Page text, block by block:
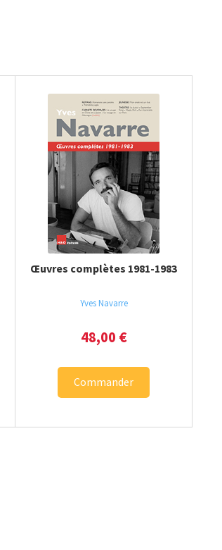
Œuvres complètes 1981-1983
Yves Navarre
48,00 €
Commander